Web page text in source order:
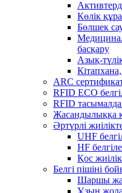
Көлік
Бөлшек
басқару
Азық-
ARC
RFID ECO
RFID
Жасандылыққа
Әртүрлі
UHF
HF
Қос
Белгі пішіні
Шаршы
Ұзын